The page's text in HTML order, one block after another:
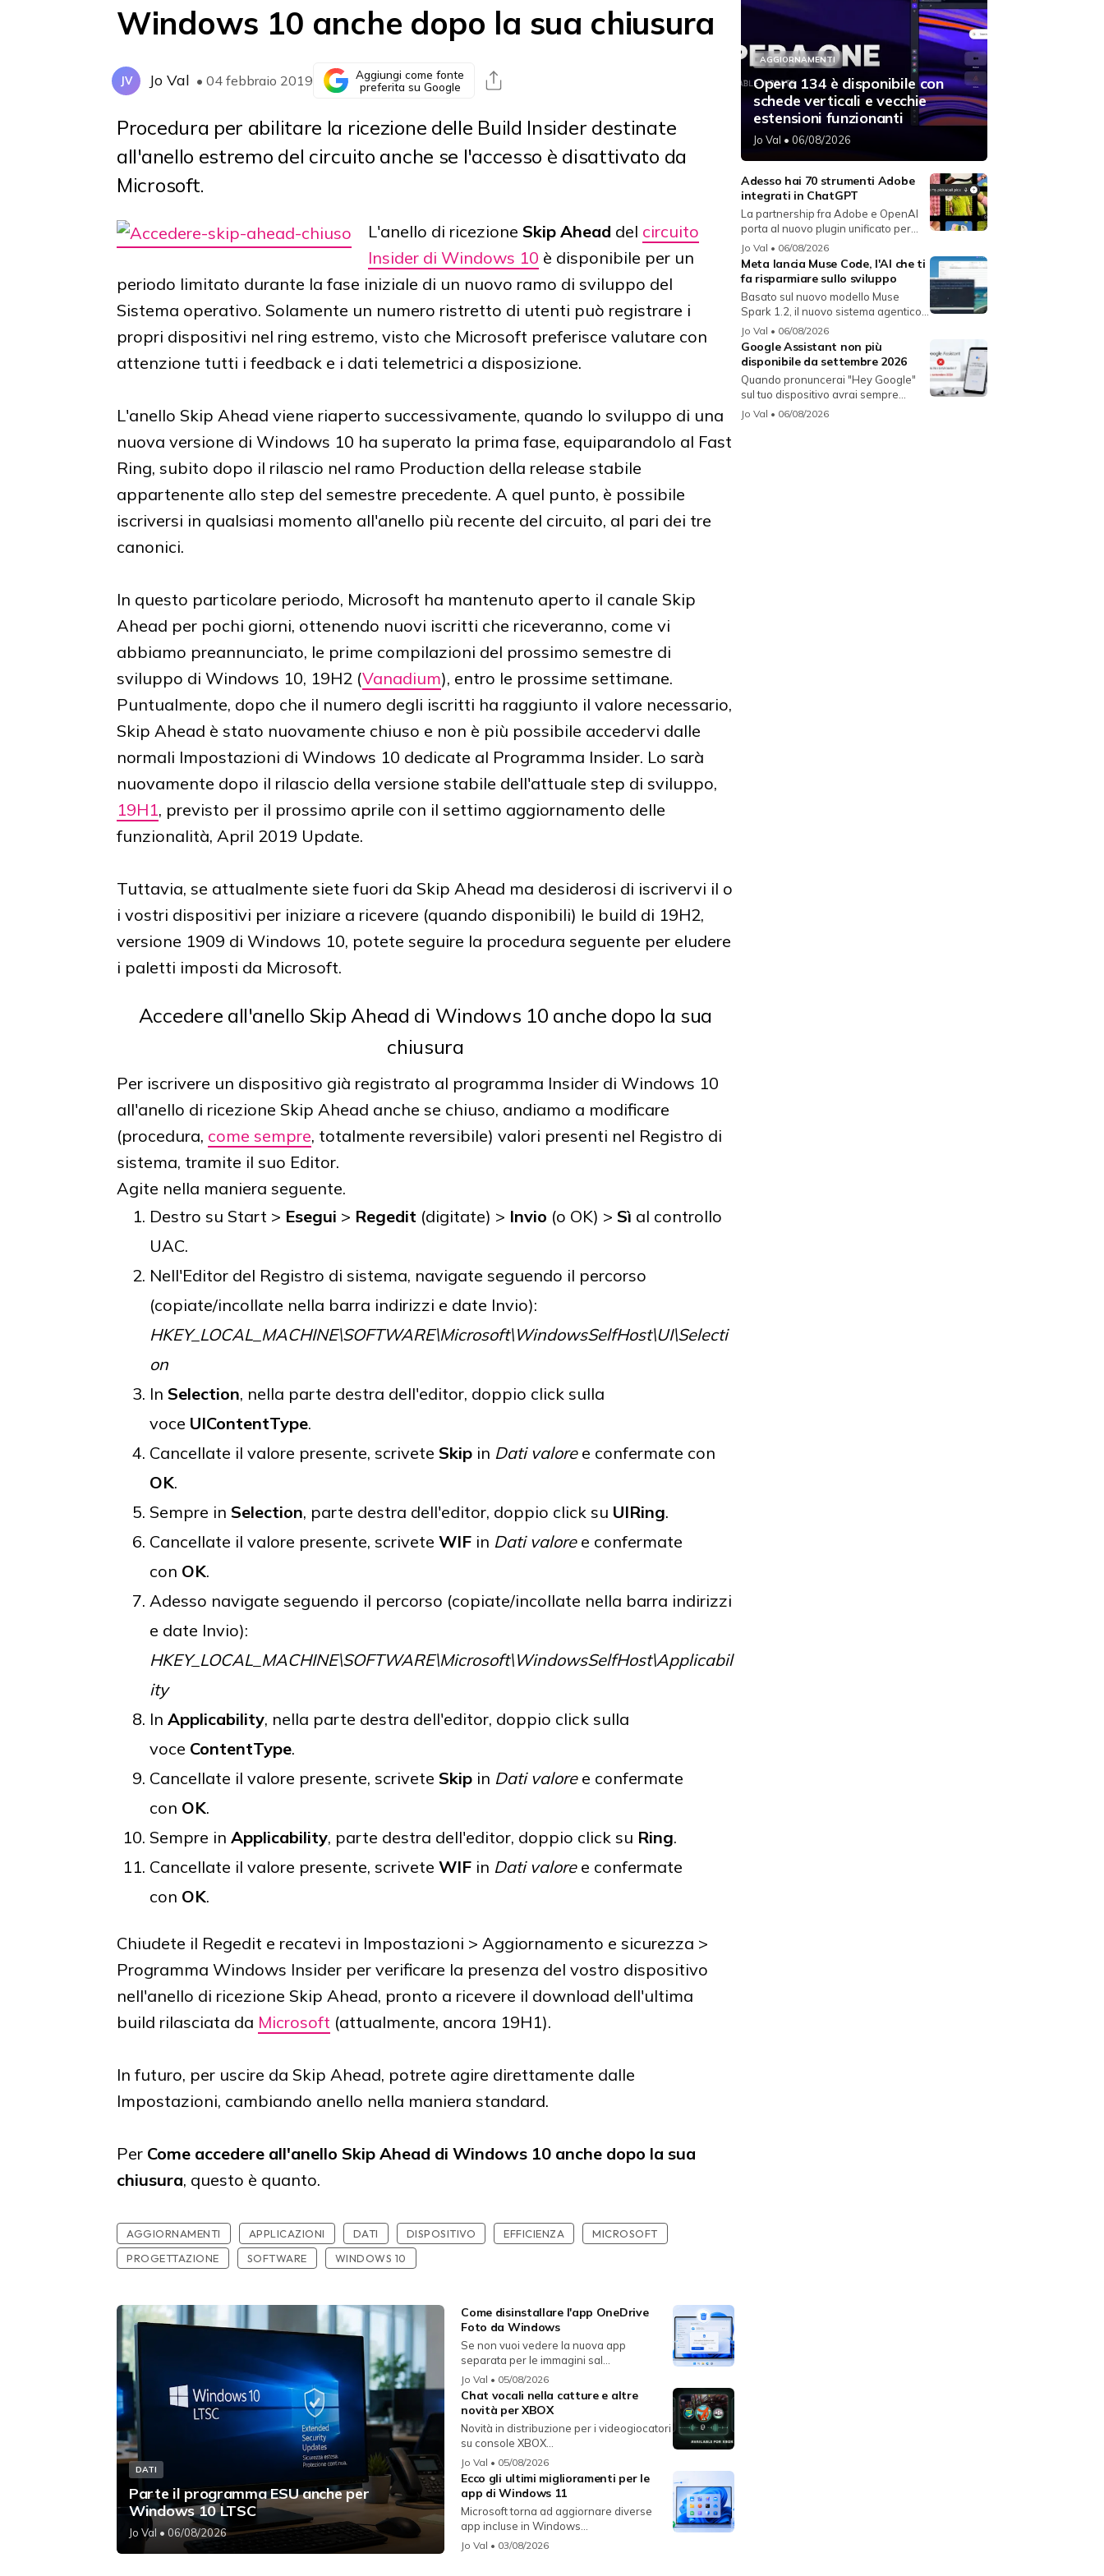
Windows 10 anche dopo la sua chiusura
JV Jo Val • 04 febbraio 2019
Aggiungi come fonte
preferita su Google
Procedura per abilitare la ricezione delle Build Insider destinate
all'anello estremo del circuito anche se l'accesso è disattivato da
Microsoft.
L'anello di ricezione Skip Ahead del circuito
Insider di Windows 10 è disponibile per un
periodo limitato durante la fase iniziale di un nuovo ramo di sviluppo del
Sistema operativo. Solamente un numero ristretto di utenti può registrare i
propri dispositivi nel ring estremo, visto che Microsoft preferisce valutare con
attenzione tutti i feedback e i dati telemetrici a disposizione.
L'anello Skip Ahead viene riaperto successivamente, quando lo sviluppo di una
nuova versione di Windows 10 ha superato la prima fase, equiparandolo al Fast
Ring, subito dopo il rilascio nel ramo Production della release stabile
appartenente allo step del semestre precedente. A quel punto, è possibile
iscriversi in qualsiasi momento all'anello più recente del circuito, al pari dei tre
canonici.
In questo particolare periodo, Microsoft ha mantenuto aperto il canale Skip
Ahead per pochi giorni, ottenendo nuovi iscritti che riceveranno, come vi
abbiamo preannunciato, le prime compilazioni del prossimo semestre di
sviluppo di Windows 10, 19H2 (Vanadium), entro le prossime settimane.
Puntualmente, dopo che il numero degli iscritti ha raggiunto il valore necessario,
Skip Ahead è stato nuovamente chiuso e non è più possibile accedervi dalle
normali Impostazioni di Windows 10 dedicate al Programma Insider. Lo sarà
nuovamente dopo il rilascio della versione stabile dell'attuale step di sviluppo,
19H1, previsto per il prossimo aprile con il settimo aggiornamento delle
funzionalità, April 2019 Update.
Tuttavia, se attualmente siete fuori da Skip Ahead ma desiderosi di iscrivervi il o
i vostri dispositivi per iniziare a ricevere (quando disponibili) le build di 19H2,
versione 1909 di Windows 10, potete seguire la procedura seguente per eludere
i paletti imposti da Microsoft.
Accedere all'anello Skip Ahead di Windows 10 anche dopo la sua
chiusura
Per iscrivere un dispositivo già registrato al programma Insider di Windows 10
all'anello di ricezione Skip Ahead anche se chiuso, andiamo a modificare
(procedura, come sempre, totalmente reversibile) valori presenti nel Registro di
sistema, tramite il suo Editor.
Agite nella maniera seguente.
Destro su Start > Esegui > Regedit (digitate) > Invio (o OK) > Sì al controllo
UAC.
Nell'Editor del Registro di sistema, navigate seguendo il percorso
(copiate/incollate nella barra indirizzi e date Invio):
HKEY_LOCAL_MACHINE\SOFTWARE\Microsoft\WindowsSelfHost\UI\Selecti
on
In Selection, nella parte destra dell'editor, doppio click sulla
voce UIContentType.
Cancellate il valore presente, scrivete Skip in Dati valore e confermate con
OK.
Sempre in Selection, parte destra dell'editor, doppio click su UIRing.
Cancellate il valore presente, scrivete WIF in Dati valore e confermate
con OK.
Adesso navigate seguendo il percorso (copiate/incollate nella barra indirizzi
e date Invio):
HKEY_LOCAL_MACHINE\SOFTWARE\Microsoft\WindowsSelfHost\Applicabil
ity
In Applicability, nella parte destra dell'editor, doppio click sulla
voce ContentType.
Cancellate il valore presente, scrivete Skip in Dati valore e confermate
con OK.
Sempre in Applicability, parte destra dell'editor, doppio click su Ring.
Cancellate il valore presente, scrivete WIF in Dati valore e confermate
con OK.
Chiudete il Regedit e recatevi in Impostazioni > Aggiornamento e sicurezza >
Programma Windows Insider per verificare la presenza del vostro dispositivo
nell'anello di ricezione Skip Ahead, pronto a ricevere il download dell'ultima
build rilasciata da Microsoft (attualmente, ancora 19H1).
In futuro, per uscire da Skip Ahead, potrete agire direttamente dalle
Impostazioni, cambiando anello nella maniera standard.
Per Come accedere all'anello Skip Ahead di Windows 10 anche dopo la sua
chiusura, questo è quanto.
AGGIORNAMENTI APPLICAZIONI DATI DISPOSITIVO EFFICIENZA
MICROSOFT
PROGETTAZIONE
SOFTWARE WINDOWS 10
DATI
Parte il programma ESU anche per
Windows 10 LTSC
Jo Val • 06/08/2026
Come disinstallare l'app OneDrive
Foto da Windows
Se non vuoi vedere la nuova app
separata per le immagini sal...
Jo Val • 05/08/2026
Chat vocali nella catture e altre
novità per XBOX
Novità in distribuzione per i videogiocatori
su console XBOX...
Jo Val • 05/08/2026
Ecco gli ultimi miglioramenti per le
app di Windows 11
Microsoft torna ad aggiornare diverse
app incluse in Windows...
Jo Val • 03/08/2026
AGGIORNAMENTI
Opera 134 è disponibile con
schede verticali e vecchie
estensioni funzionanti
Jo Val • 06/08/2026
Adesso hai 70 strumenti Adobe
integrati in ChatGPT
La partnership fra Adobe e OpenAI
porta al nuovo plugin unificato per...
Jo Val • 06/08/2026
Meta lancia Muse Code, l'AI che ti
fa risparmiare sullo sviluppo
Basato sul nuovo modello Muse
Spark 1.2, il nuovo sistema agentico
fun...
Jo Val • 06/08/2026
Google Assistant non più
disponibile da settembre 2026
Quando pronuncerai "Hey Google"
sul tuo dispositivo avrai sempre
Gemin...
Jo Val • 06/08/2026